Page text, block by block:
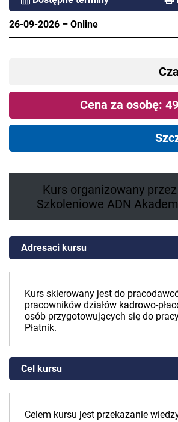
26-09-2026 – Online
Cena za osobę:
Kurs organizowany
Szkoleniowe ADN
Adresaci kursu
Kurs skierowany jest do
pracowników działów kadrowo-
osób przygotowujących się do
Płatnik.
Cel kursu
Celem kursu jest przekazanie